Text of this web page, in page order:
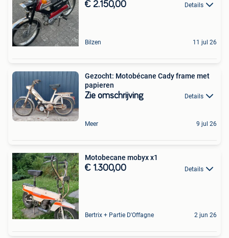
€ 2.150,00 Details
Bilzen 11 jul 26
Gezocht: Motobécane Cady frame met
papieren
Zie omschrijving Details
Meer 9 jul 26
Motobecane mobyx x1
€ 1.300,00 Details
Bertrix + Partie D'Offagne 2 jun 26